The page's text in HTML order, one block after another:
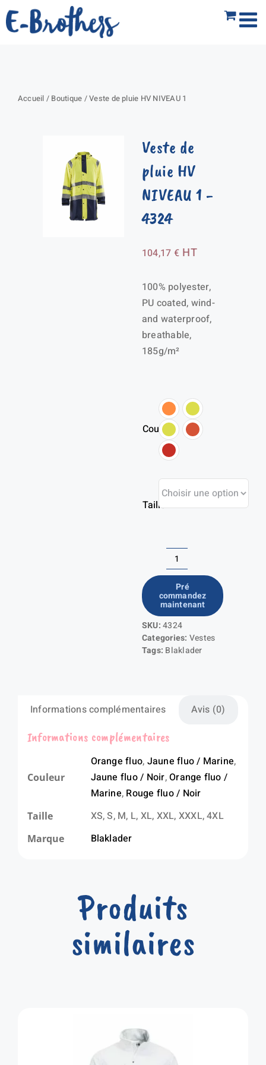
Passer
au
Accueil / Boutique /Veste de pluie HV NIVEAU 1
Veste de
pluie HV
NIVEAU 1 -
4324
104,17 € HT
100% polyester,
PU coated, wind-
and waterproof,
breathable,
185g/m²
Couleur
Taille
quantité
de
Veste
de
pluie
HV
Pré
commandez
maintenant
SKU:4324
Categories: Vestes
Tags: Blaklader
Informations complémentaires Avis (0)
Informations complémentaires
Couleur
Orange fluo, Jaune fluo / Marine,
Jaune fluo / Noir,Orange fluo /
Marine, Rouge fluo / Noir
Taille XS, S, M, L, XL, XXL, XXXL, 4XL
Marque Blaklader
Produits
similaires